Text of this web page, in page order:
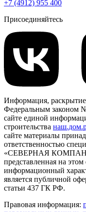
+7 (4912) 955 400
Присоединяйтесь
Информация,
Федеральным законом
сайте единой
строительства
сайте материалы
ответственностью
«СЕВЕРНАЯ
представленная на
информационный
является публичной
статьи 437 ГК РФ.
Правовая информация: